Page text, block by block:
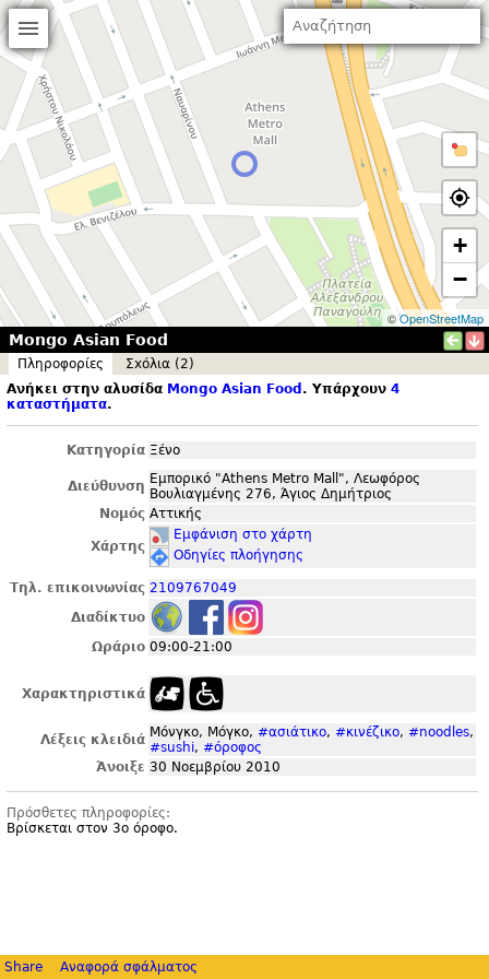
+
−
©OpenStreetMap
Mongo Asian Food
Πληροφορίες
Σxόλια (2)
Ανήκει στην αλυσίδα Mongo Asian Food . Υπάρχουν 4
καταστήματα.
Κατηγορία Ξένο
Διεύθυνση Εμπορικό "Athens Metro Mall", Λεωφόρος
Βουλιαγμένης 276, Άγιος Δημήτριος
Νομός Αττικής
Χάρτης
Εμφάνιση στο χάρτη
Οδηγίες πλοήγησης
Τηλ. επικοινωνίας 2109767049
Διαδίκτυο
Ωράριο 09:00-21:00
Χαρακτηριστικά
Λέξεις κλειδιά Μόνγκο, Μόγκο, #ασιάτικο, #κινέζικο, #noodles,
#sushi, #όροφος
Άνοιξε 30 Νοεμβρίου 2010
Πρόσθετες πληροφορίες:
Βρίσκεται στον 3ο όροφο.
Share Αναφορά σφάλματος